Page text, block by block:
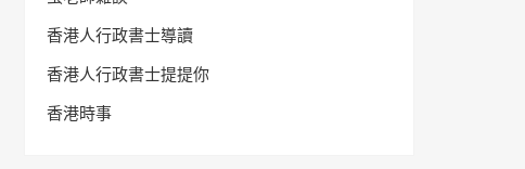
香港人行政書士導讀
香港人行政書士提提你
香港時事